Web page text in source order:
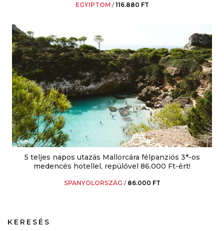
EGYIPTOM /116.880 FT
5 teljes napos utazás Mallorcára félpanziós 3*-os
medencés hotellel, repülővel 86.000 Ft-ért!
SPANYOLORSZÁG / 86.000 FT
KERESÉS